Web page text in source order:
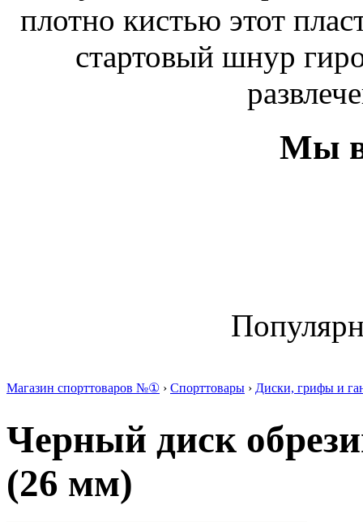
плотно кистью этот
стартовый шнур
Мы в
Магазин спорттоваров №① › Спорттовары › Диски, грифы и
Черный диск
(26 мм)